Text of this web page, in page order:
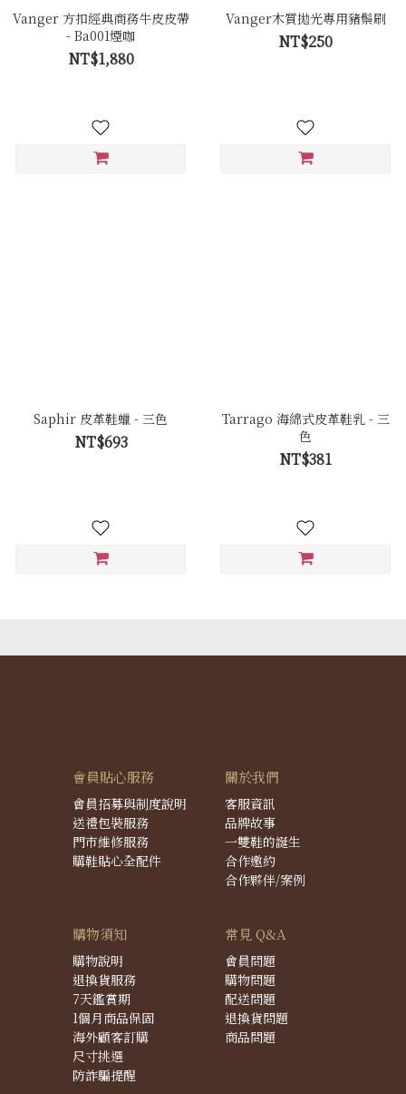
Vanger 方扣經典商務牛皮皮帶
- Ba001煙咖
NT$1,880
Vanger木質拋光專用豬鬃刷
NT$250
Saphir 皮革鞋蠟 - 三色
NT$693
Tarrago 海綿式皮革鞋乳 - 三
色
NT$381
會員貼心服務
會員招募與制度說明
送禮包裝服務
門市維修服務
購鞋貼心全配件
關於我們
客服資訊
品牌故事
一雙鞋的誕生
合作邀約
合作夥伴/案例
購物須知
購物說明
退換貨服務
7天鑑賞期
1個月商品保固
海外顧客訂購
尺寸挑選
防詐騙提醒
常見 Q&A
會員問題
購物問題
配送問題
退換貨問題
商品問題